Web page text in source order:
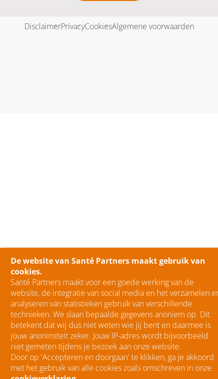
De website van Santé Partners maakt gebruik van
cookies.
Santé Partners maakt voor een goede werking van de
website, de integratie van social media en het verzamelen
analyseren van statistieken gebruik van verschillende
technieken. We slaan bepaalde gegevens anoniem op. Dit
betekent dat wij dus niet weten wie jij bent en daarmee is
jouw anonimiteit zeker. Jouw IP-adres wordt bijvoorbeeld
niet gemeten tijdens je bezoek aan onze website.
Door op 'Accepteren en doorgaan' te klikken, ga je akkoord
met het gebruik van alle cookies zoals omschreven in onze
DisclaimerPrivacyCookiesAlgemene voorwaarden